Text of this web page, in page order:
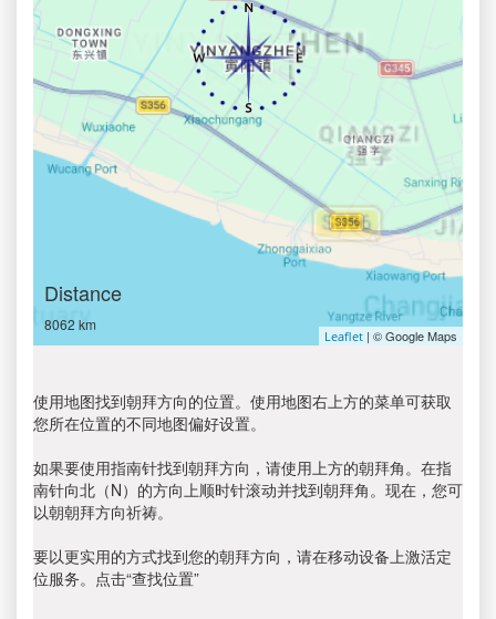
Distance
8062 km
Leaflet | © Google Maps
使用地图找到朝拜方向的位置。使用地图右上方的菜单可获取
您所在位置的不同地图偏好设置。
如果要使用指南针找到朝拜方向，请使用上方的朝拜角。在指
南针向北（N）的方向上顺时针滚动并找到朝拜角。现在，您可
以朝朝拜方向祈祷。
要以更实用的方式找到您的朝拜方向，请在移动设备上激活定
位服务。点击“查找位置”